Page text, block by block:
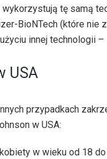
tę samą
BioNTech (które nie
innej technologii –
USA
przypadkach
w USA:
w wieku od 18 do